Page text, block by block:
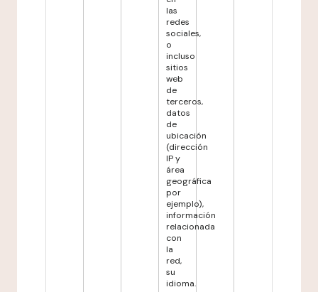
las
redes
sociales,
o
incluso
sitios
web
de
terceros,
datos
de
ubicación
(dirección
IP y
área
geográfica
por
ejemplo),
información
relacionada
con
la
red,
su
idioma.